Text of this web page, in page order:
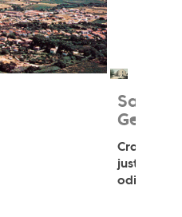
Saint
Genis
Cras
justo
odio.